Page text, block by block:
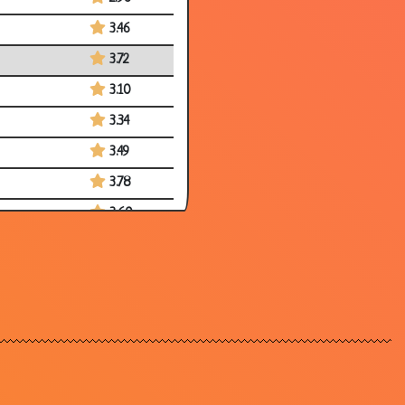
3.46
3.72
3.10
3.34
3.49
3.78
3.60
2.87